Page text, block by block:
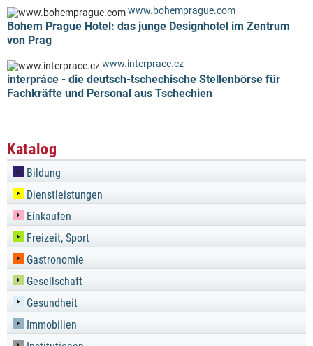
www.bohemprague.com
Bohem Prague Hotel: das junge Designhotel im Zentrum
von Prag
www.interprace.cz
interpráce - die deutsch-tschechische Stellenbörse für
Fachkräfte und Personal aus Tschechien
Katalog
Bildung
Dienstleistungen
Einkaufen
Freizeit, Sport
Gastronomie
Gesellschaft
Gesundheit
Immobilien